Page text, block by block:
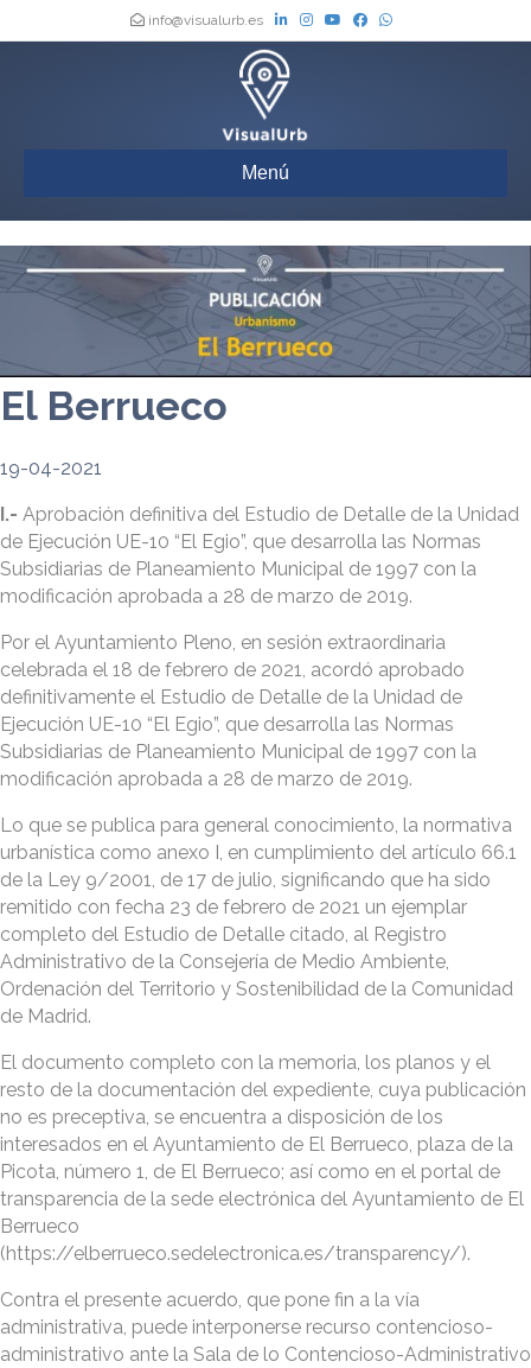
info@visualurb.es
Menú
El Berrueco
19-04-2021
I.- Aprobación definitiva del Estudio de Detalle de la Unidad
de Ejecución UE-10 “El Egio”, que desarrolla las Normas
Subsidiarias de Planeamiento Municipal de 1997 con la
modificación aprobada a 28 de marzo de 2019.
Por el Ayuntamiento Pleno, en sesión extraordinaria
celebrada el 18 de febrero de 2021, acordó aprobado
definitivamente el Estudio de Detalle de la Unidad de
Ejecución UE-10 “El Egio”, que desarrolla las Normas
Subsidiarias de Planeamiento Municipal de 1997 con la
modificación aprobada a 28 de marzo de 2019.
Lo que se publica para general conocimiento, la normativa
urbanística como anexo I, en cumplimiento del artículo 66.1
de la Ley 9/2001, de 17 de julio, significando que ha sido
remitido con fecha 23 de febrero de 2021 un ejemplar
completo del Estudio de Detalle citado, al Registro
Administrativo de la Consejería de Medio Ambiente,
Ordenación del Territorio y Sostenibilidad de la Comunidad
de Madrid.
El documento completo con la memoria, los planos y el
resto de la documentación del expediente, cuya publicación
no es preceptiva, se encuentra a disposición de los
interesados en el Ayuntamiento de El Berrueco, plaza de la
Picota, número 1, de El Berrueco; así como en el portal de
transparencia de la sede electrónica del Ayuntamiento de El
Berrueco
(https://elberrueco.sedelectronica.es/transparency/).
Contra el presente acuerdo, que pone fin a la vía
administrativa, puede interponerse recurso contencioso-
administrativo ante la Sala de lo Contencioso-Administrativo